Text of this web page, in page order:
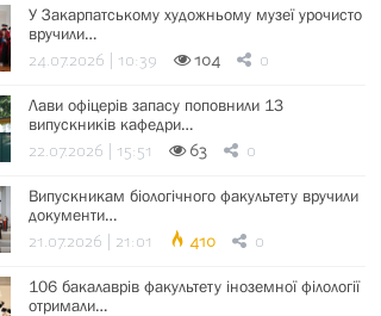
У Закарпатському художньому музеї урочисто
вручили…
24.07.2026 | 10:39 104 0
Лави офіцерів запасу поповнили 13
випускників кафедри…
22.07.2026 | 15:51 63 0
Випускникам біологічного факультету вручили
документи…
21.07.2026 | 21:01 410 0
106 бакалаврів факультету іноземної філології
отримали…